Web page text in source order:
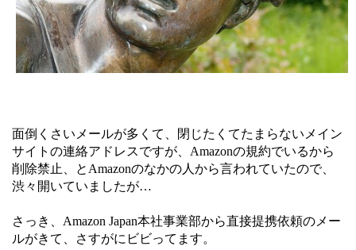
面倒くさいメールが多くて、閉じたくてたまらないメイン
サイトの連絡アドレスですが、Amazonの規約でいるから
削除禁止、とAmazonのなかの人から言われていたので、
渋々開いていましたが…
さっき、Amazon Japan本社事業部から直接提携依頼のメー
ルがきて、さすがにビビってます。